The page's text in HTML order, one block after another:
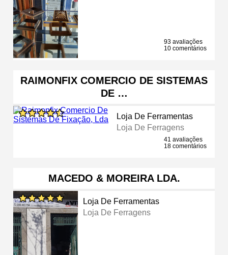
93 avaliações
10 comentários
RAIMONFIX COMERCIO DE SISTEMAS
DE …
Loja De Ferramentas
Loja De Ferragens
41 avaliações
18 comentários
MACEDO & MOREIRA LDA.
Loja De Ferramentas
Loja De Ferragens